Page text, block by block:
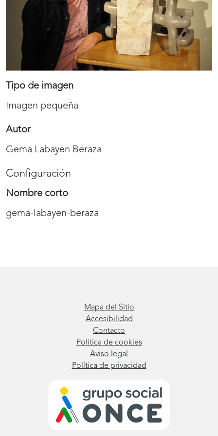
Tipo de imagen
Imagen pequeña
Autor
Gema Labayen Beraza
Configuración
Nombre corto
gema-labayen-beraza
Mapa del Sitio
Accesibilidad
Contacto
Política de cookies
Aviso legal
Política de privacidad